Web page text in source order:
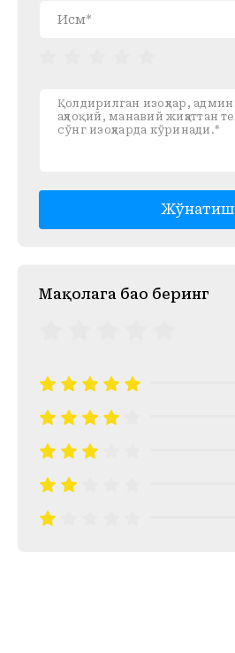
Жўнатиш
Mақолага баҳо беринг